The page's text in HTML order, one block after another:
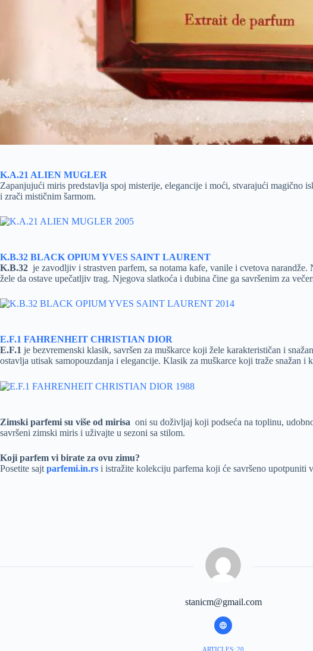
K.A.21 ALIEN MUGLER
Zapanjujući miris predstavlja spoj misterije, elegancije i moći, stvarajući magično
i zrači mističnim šarmom.
K.B.32 BLACK OPIUM YVES SAINT LAURENT
K.B.32 je zavodljiv i strastven parfem, sa notama kafe, vanile i cvetova
žele da ostave upečatljiv trag. Njegova slatkoća i dubina čine ga savršenim za
E.F.1 FAHRENHEIT CHRISTIAN DIOR
E.F.1 je bezvremenski klasik, savršen za muškarce koji žele karakterističan i
ostavlja utisak samopouzdanja i elegancije. Klasik za muškarce koji traže snažan i
Zimski parfemi su više od mirisa oni su doživljaj koji podseća na toplinu,
savršeni zimski miris i uživajte u sezoni sa stilom.
Koji parfem vi birate za ovu zimu?
Posetite sajt parfemi.in.rs i istražite kolekciju parfema koji će savršeno upotpuniti
stanicm@gmail.com
ARTICLES: 20